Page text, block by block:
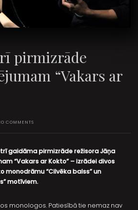
pirmizrāde
“Vakars ar
COMMENTS
gaidāma pirmizrāde režisora Jāņa
“Vakars ar Kokto” – izrādei divos
monodrāmu “Cilvēka balss” un
motīviem.
monologos. Patiesībā tie nemaz nav